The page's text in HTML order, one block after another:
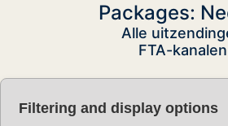
Packages:
Alle
FTA-kanalen
Filtering and display options